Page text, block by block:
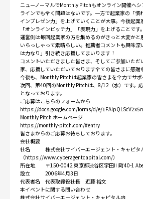
ニューノーマルでMonthly Pitchもオンライン開催へ
ラインでも全く問題はないです。一方で起業家の「慣
インプレゼン力」を上げていくことが大事。今後起
「オンラインピッチ力」「表現力」を上げることです。
運営側は毎回起業家の方を集めるのがきっと大変かと
いらっしゃって素晴らしい。推薦者コメントも興味深
は力なり」引き続き応援してまいります！
コメントいただきました皆さま、そしてご参加いた
家、応援していただいております全ての皆さまに感謝
今後も、Monthly Pitchは起業家の皆さまを全力でサポ
次回、第40回のMonthly Pitchは、8/12（水）です。
となっております。
ご応募はこちらのフォームから
https://docs.google.com/forms/d/e/
Monthly Pitch ホームページ
https://monthly-pitch.com/#entry
皆さまからのご応募お待ちしております。
会社概要
社名 株式会社サイバーエージェント・キャピタ
（https://www.cyberagentcapital.com/）
所在地 〒150-0042 東京都渋谷区宇田川町40-1
設立 2006年4月3日
代表者名 代表取締役社長 近藤 裕文
本イベントに関する問い合わせ
株式会社サイバーエージェント・キャピタル内